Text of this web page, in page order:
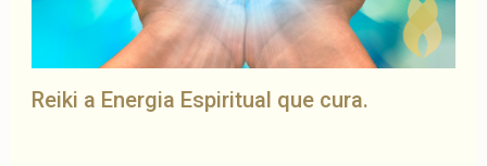
Reiki a Energia Espiritual que cura.